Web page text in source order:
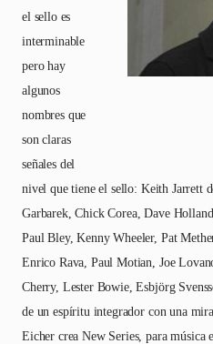
el sello es
interminable
pero hay
algunos
nombres que
son claras
señales del
nivel que tiene el sello: Keith Jarrett
Garbarek, Chick Corea, Dave
Paul Bley, Kenny Wheeler, Pat
Enrico Rava, Paul Motian, Joe
Cherry, Lester Bowie, Esbjörg
de un espíritu integrador con una
Eicher crea New Series, para música